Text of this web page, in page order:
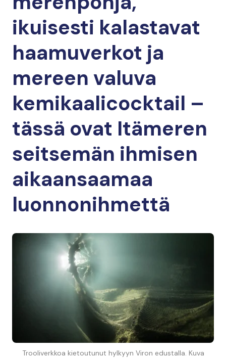
ikuisesti kalastavat
haamuverkot ja
mereen valuva
kemikaalicocktail –
tässä ovat Itämeren
seitsemän ihmisen
aikaansaamaa
luonnonihmettä
Trooliverkkoa kietoutunut hylkyyn Viron edustalla. Kuva